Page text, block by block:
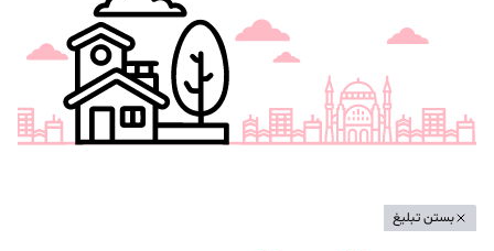
بستن تبلیغ